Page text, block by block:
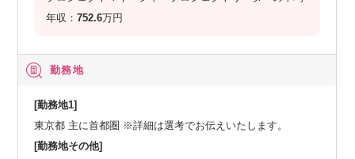
年収：752.6万円
勤務地
[勤務地1]
東京都 主に首都圏 ※詳細は選考でお伝えいたします。
[勤務地その他]